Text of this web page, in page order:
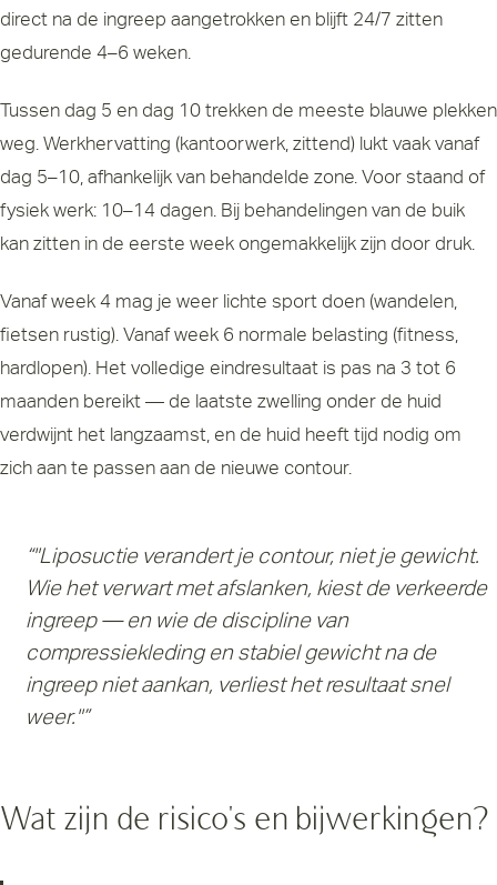
direct na de ingreep aangetrokken en blijft 24/7 zitten
gedurende 4–6 weken.
Tussen dag 5 en dag 10 trekken de meeste blauwe plekken
weg. Werkhervatting (kantoorwerk, zittend) lukt vaak vanaf
dag 5–10, afhankelijk van behandelde zone. Voor staand of
fysiek werk: 10–14 dagen. Bij behandelingen van de buik
kan zitten in de eerste week ongemakkelijk zijn door druk.
Vanaf week 4 mag je weer lichte sport doen (wandelen,
fietsen rustig). Vanaf week 6 normale belasting (fitness,
hardlopen). Het volledige eindresultaat is pas na 3 tot 6
maanden bereikt — de laatste zwelling onder de huid
verdwijnt het langzaamst, en de huid heeft tijd nodig om
zich aan te passen aan de nieuwe contour.
“"Liposuctie verandert je contour, niet je gewicht.
Wie het verwart met afslanken, kiest de verkeerde
ingreep — en wie de discipline van
compressiekleding en stabiel gewicht na de
ingreep niet aankan, verliest het resultaat snel
weer."”
Wat zijn de risico's en bijwerkingen?